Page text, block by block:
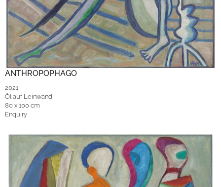
ANTHROPOPHAGO
2021
Öl auf Leinwand
80 x 100 cm
Enquiry